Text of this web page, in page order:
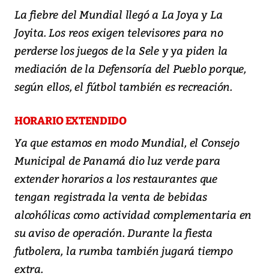
La fiebre del Mundial llegó a La Joya y La
Joyita. Los reos exigen televisores para no
perderse los juegos de la Sele y ya piden la
mediación de la Defensoría del Pueblo porque,
según ellos, el fútbol también es recreación.
HORARIO EXTENDIDO
Ya que estamos en modo Mundial, el Consejo
Municipal de Panamá dio luz verde para
extender horarios a los restaurantes que
tengan registrada la venta de bebidas
alcohólicas como actividad complementaria en
su aviso de operación. Durante la fiesta
futbolera, la rumba también jugará tiempo
extra.